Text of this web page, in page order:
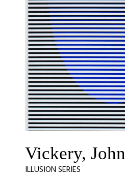
Vickery, John
ILLUSION SERIES